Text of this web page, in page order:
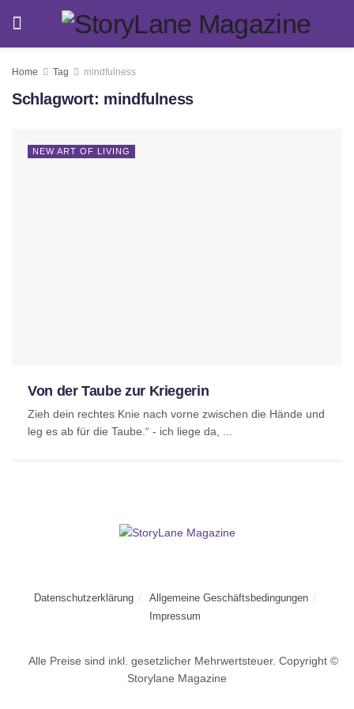
Home Tag mindfulness
Schlagwort: mindfulness
NEW ART OF LIVING
Von der Taube zur Kriegerin
Zieh dein rechtes Knie nach vorne zwischen die Hände und
leg es ab für die Taube.“ - ich liege da, ...
Datenschutzerklärung
Allgemeine Geschäftsbedingungen
Impressum
Alle Preise sind inkl. gesetzlicher Mehrwertsteuer. Copyright ©
Storylane Magazine